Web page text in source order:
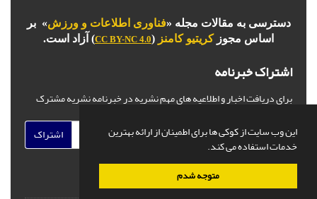
این وب سایت از کوکی ها برای اطمینان از ارائه بهترین
خدمات استفاده می کند.
متوجه شدم
دسترسی به مقالات مجله «فناوری اطلاعات و ورزش» بر
اساس مجوزکریتیو کامنز (
CC BY-NC 4.0) آزاد است.
اشتراک خبرنامه
برای دریافت اخبار و اطلاعیه های مهم نشریه در خبرنامه نشریه مشترک
اشتراک